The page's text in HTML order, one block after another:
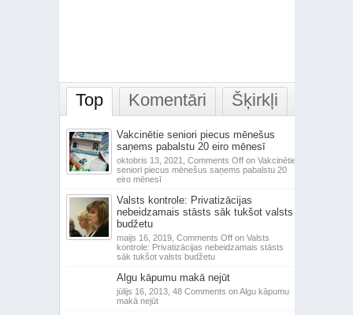
Top Komentāri Šķirkļi
Vakcinētie seniori piecus mēnešus
saņems pabalstu 20 eiro mēnesī
oktobris 13, 2021, Comments Offon Vakcinētie
seniori piecus mēnešus saņems pabalstu 20
eiro mēnesī
Valsts kontrole: Privatizācijas
nebeidzamais stāsts sāk tukšot valsts
budžetu
maijs 16, 2019, Comments Offon Valsts
kontrole: Privatizācijas nebeidzamais stāsts
sāk tukšot valsts budžetu
Algu kāpumu makā nejūt
jūlijs 16, 2013, 48 Comments on Algu kāpumu
makā nejūt